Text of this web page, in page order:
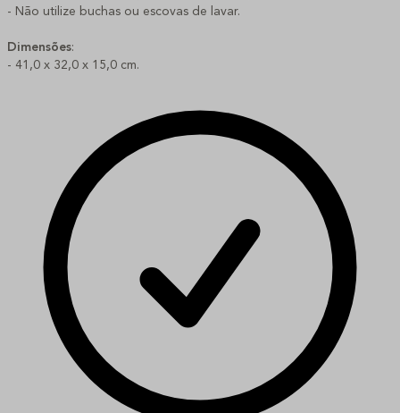
- Não utilize buchas ou escovas de lavar.
Dimensões:
- 41,0 x 32,0 x 15,0 cm.